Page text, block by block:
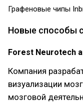
Графеновые чипы
Новые способы
Forest Neurotech
Компания
визуализации
мозговой